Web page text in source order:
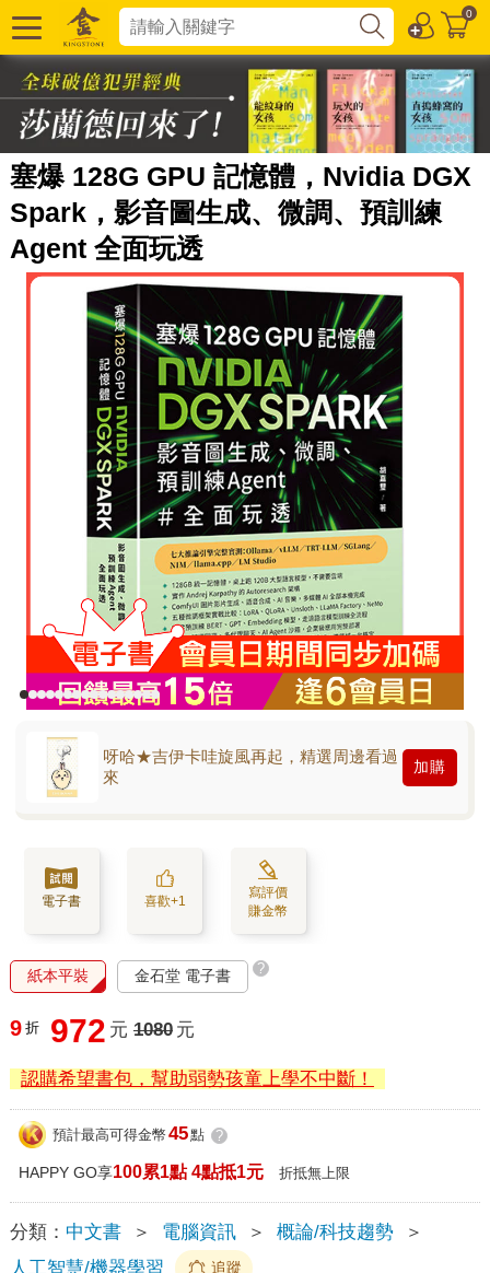
0
塞爆 128G GPU 記憶體，Nvidia DGX
Spark，影音圖生成、微調、預訓練
Agent 全面玩透
呀哈★吉伊卡哇旋風再起，精選周邊看過
來
加購
電子書 喜歡+1
寫評價
賺金幣
紙本平裝 金石堂 電子書 ?
9 折 972 元 1080 元
認購希望書包，幫助弱勢孩童上學不中斷！
預計最高可得金幣 45點 ?
HAPPY GO享100累1點 4點抵1元 折抵無上限
分類： 中文書 ＞ 電腦資訊 ＞ 概論/科技趨勢
＞
人工智慧/機器學習
追蹤